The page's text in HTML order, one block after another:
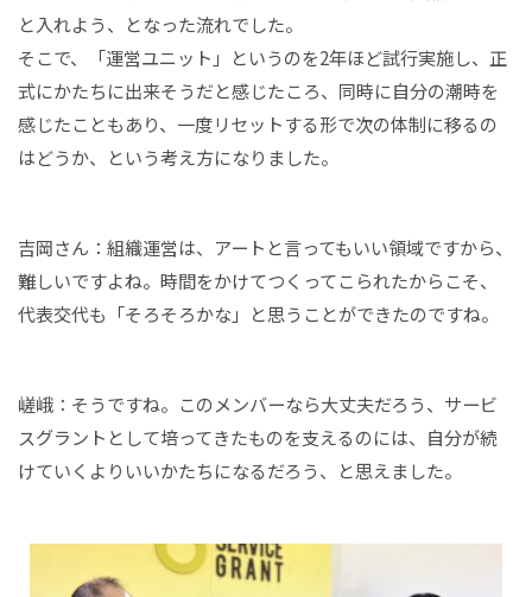
と入れよう、となった流れでした。
そこで、「運営ユニット」というのを2年ほど試行実施し、正
式にかたちに出来そうだと感じたころ、同時に自分の潮時を
感じたこともあり、一度リセットする形で次の体制に移るの
はどうか、という考え方になりました。
吉岡さん：組織運営は、アートと言ってもいい領域ですから、
難しいですよね。時間をかけてつくってこられたからこそ、
代表交代も「そろそろかな」と思うことができたのですね。
嵯峨：そうですね。このメンバーなら大丈夫だろう、サービ
スグラントとして培ってきたものを支えるのには、自分が続
けていくよりいいかたちになるだろう、と思えました。